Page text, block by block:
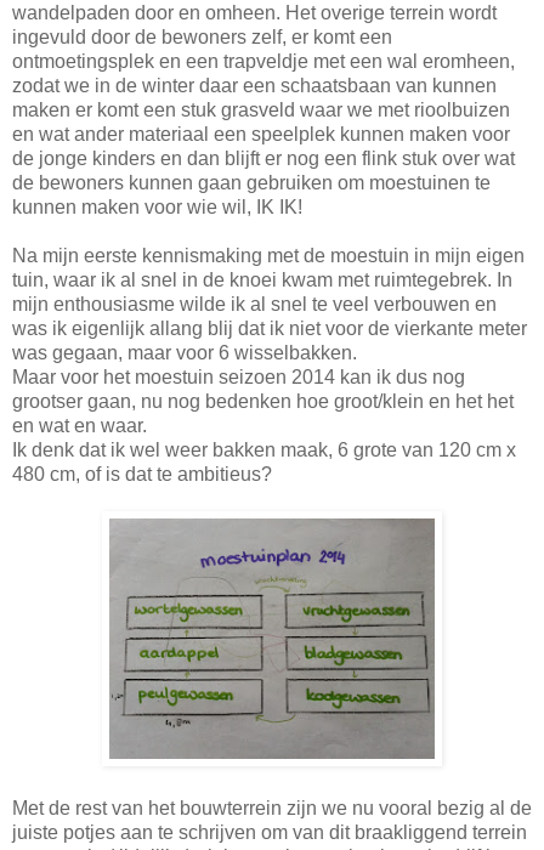
wandelpaden door en omheen. Het overige terrein wordt
ingevuld door de bewoners zelf, er komt een
ontmoetingsplek en een trapveldje met een wal eromheen,
zodat we in de winter daar een schaatsbaan van kunnen
maken er komt een stuk grasveld waar we met rioolbuizen
en wat ander materiaal een speelplek kunnen maken voor
de jonge kinders en dan blijft er nog een flink stuk over wat
de bewoners kunnen gaan gebruiken om moestuinen te
kunnen maken voor wie wil, IK IK!
Na mijn eerste kennismaking met de moestuin in mijn eigen
tuin, waar ik al snel in de knoei kwam met ruimtegebrek. In
mijn enthousiasme wilde ik al snel te veel verbouwen en
was ik eigenlijk allang blij dat ik niet voor de vierkante meter
was gegaan, maar voor 6 wisselbakken.
Maar voor het moestuin seizoen 2014 kan ik dus nog
grootser gaan, nu nog bedenken hoe groot/klein en het het
en wat en waar.
Ik denk dat ik wel weer bakken maak, 6 grote van 120 cm x
480 cm, of is dat te ambitieus?
Met de rest van het bouwterrein zijn we nu vooral bezig al de
juiste potjes aan te schrijven om van dit braakliggend terrein